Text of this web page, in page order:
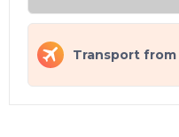
Transport from